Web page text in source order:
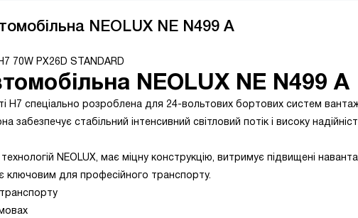
NEOLUX NE N499 A
70W PX26D STANDARD
NEOLUX NE N499 A
H7 спеціально розроблена для 24-вольтових бортових систем
забезпечує стабільний інтенсивний світловий потік і високу
NEOLUX, має міцну конструкцію, витримує підвищені
ключовим для професійного транспорту.